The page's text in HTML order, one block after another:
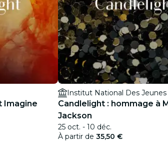
Imagine
Institut National Des
Candlelight : hommage à
Jackson
25 oct. - 10 déc.
À partir de 35,50 €